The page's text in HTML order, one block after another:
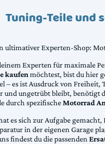
Tuning-Teile und
ultimativer Experten-Shop:
Experten für maximale
kaufenmöchtest, bist du hier
– es ist Ausdruck von
und ungetrübt bleibt, benötigt
durch spezifischeMotorrad
es sich zur Aufgabe
in der eigenen Garage
findest du die passenden